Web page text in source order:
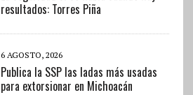
resultados: Torres Piña
6 AGOSTO, 2026
Publica la SSP las ladas más usadas
para extorsionar en Michoacán